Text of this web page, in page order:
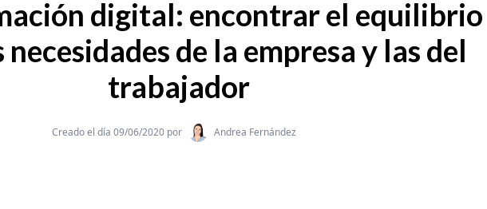
digital: encontrar el equilibrio
de la empresa y las del
trabajador
Categories
Creado el día 09/06/2020 por Andrea Fernández